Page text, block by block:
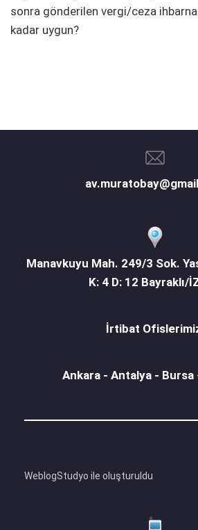
sonra gönderilen vergi/ceza
kadar uygun?
Manavkuyu Mah. 249/3 Sok.
K: 4 D: 12 Bayraklı/
İrtibat
Ankara - Antalya - Bursa
WeblogStudyo ile oluşturuldu